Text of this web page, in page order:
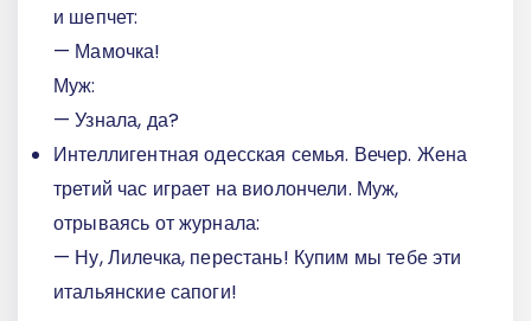
и шепчет:
— Мамочка!
Муж:
— Узнала, да?
Интеллигентная одесская семья. Вечер. Жена
третий час играет на виолончели. Муж,
отрываясь от журнала:
— Ну, Лилечка, перестань! Купим мы тебе эти
итальянские сапоги!